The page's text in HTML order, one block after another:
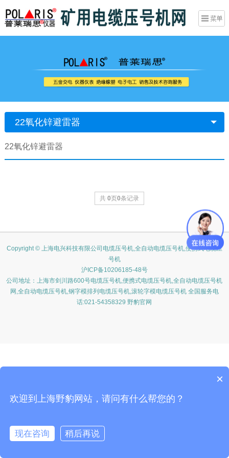
22氧化锌避雷器
22氧化锌避雷器
共0页0条记录
Copyright © 上海电兴科技有限公司电缆压号机,全自动电缆压号机,便携式电缆压
号机
沪ICP备10206185-48号
公司地址：上海市剑川路600号电缆压号机,便携式电缆压号机,全自动电缆压号机
网,全自动电缆压号机,钢字模排列电缆压号机,滚轮字模电缆压号机 全国服务电
话:021-54358329 野豹官网
×
欢迎到上海野豹网站，请问有什么帮您的？
现在咨询
稍后再说
在线咨询